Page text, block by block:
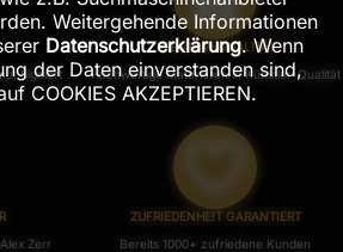
Signiert
PREMIUM-QUALITÄT
Hochwertige Materialien in Künstler-Qualität
Zerr
ZUFRIEDENHEIT GARANTIERT
Bereits 1000+ zufriedene Kunden
Weitergehende Informationen
Datenschutzerklärung. Wenn
der Daten einverstanden sind,
COOKIES AKZEPTIEREN.